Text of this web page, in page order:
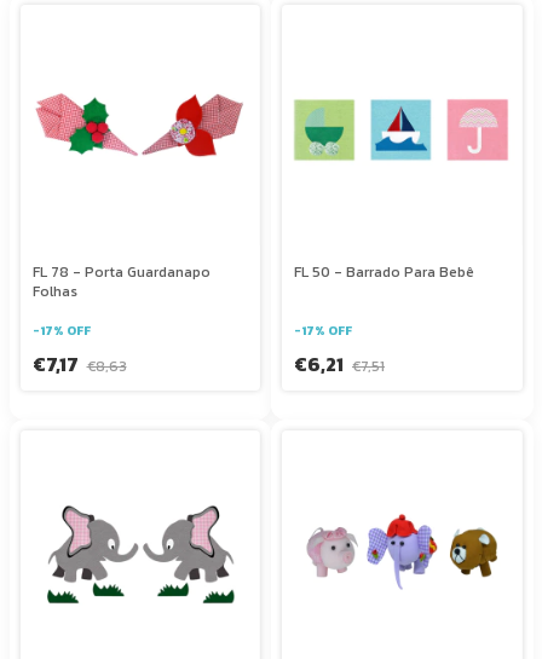
FL 78 - Porta Guardanapo
Folhas
-17% OFF
€7,17 €8,63
FL 50 - Barrado Para Bebê
-17% OFF
€6,21 €7,51